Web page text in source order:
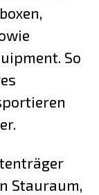
So
Stauraum,